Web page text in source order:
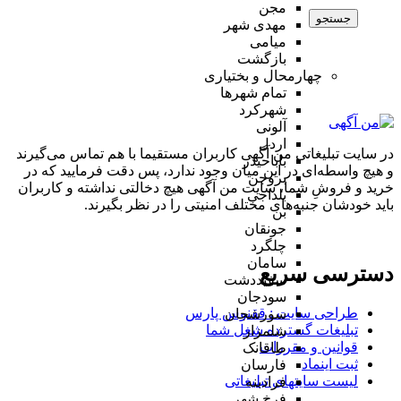
مجن
مهدی شهر
میامی
بازگشت
چهارمحال و بختیاری
تمام شهر‌ها
شهرکرد
آلونی
اردل
باباحیدر
بروجن
بلداجی
بن
جونقان
چلگرد
سامان
سفیددشت
سودجان
سورشجان
شلمزار
طاقانک
فارسان
فرادبنه
جستجو
در سایت تبلیغاتی من آگهی کاربران مستقیما با هم تماس می‌گیرند
و هیچ واسطه‌ای در این میان وجود ندارد، پس دقت فرمایید که در
خرید و فروشِ شما، سایت من آگهی هیچ دخالتی نداشته و کاربران
باید خودشان جنبه‌های مختلف امنیتی را در نظر بگیرند.
دسترسی سریع
طراحی سایت :‌ ققنوس پارس
تبلیغات گسترده شغل شما
قوانین و مقررات
ثبت اینماد
لیست سایتهای تبلیغاتی